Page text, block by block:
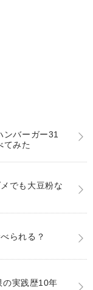
ンバーガー31
てみた
でも大豆粉な
られる？
の実践歴10年